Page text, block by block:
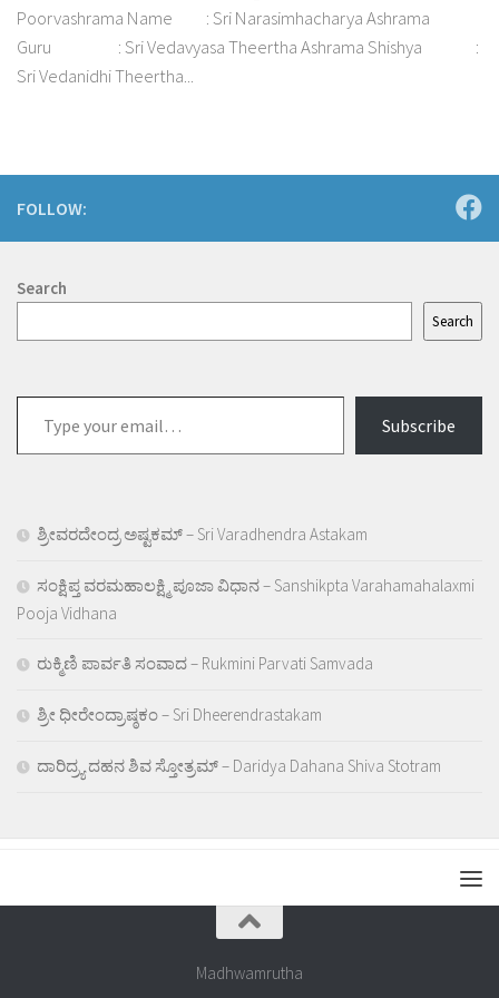
Poorvashrama Name : Sri Narasimhacharya Ashrama
Guru : Sri Vedavyasa Theertha Ashrama Shishya :
Sri Vedanidhi Theertha...
FOLLOW:
Search
Search
your
email…
Subscribe
ಶ್ರೀವರದೇಂದ್ರ ಅಷ್ಟಕಮ್ – Sri Varadhendra Astakam
ಸಂಕ್ಷಿಪ್ತ ವರಮಹಾಲಕ್ಷ್ಮಿ ಪೂಜಾ ವಿಧಾನ – Sanshikpta Varahamahalaxmi
Pooja Vidhana
ರುಕ್ಮಿಣಿ ಪಾರ್ವತಿ ಸಂವಾದ – Rukmini Parvati Samvada
ಶ್ರೀ ಧೀರೇಂದ್ರಾಷ್ಠಕಂ – Sri Dheerendrastakam
ದಾರಿದ್ರ್ಯ ದಹನ ಶಿವ ಸ್ತೋತ್ರಮ್ – Daridya Dahana Shiva Stotram
Madhwamrutha